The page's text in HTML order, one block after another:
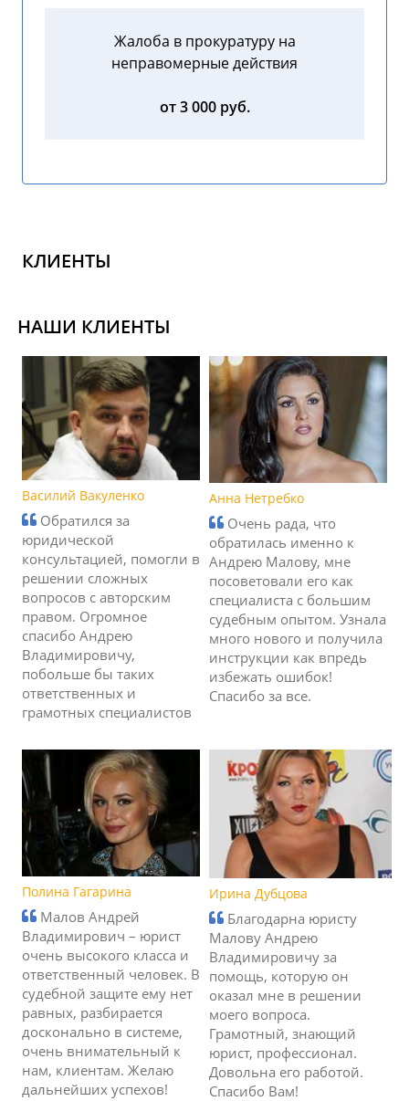
Жалоба в прокуратуру на
неправомерные действия
от 3 000 руб.
КЛИЕНТЫ
НАШИ КЛИЕНТЫ
Василий Вакуленко
Обратился за
юридической
консультацией, помогли в
решении сложных
вопросов с авторским
правом. Огромное
спасибо Андрею
Владимировичу,
побольше бы таких
ответственных и
грамотных специалистов
Анна Нетребко
Очень рада, что
обратилась именно к
Андрею Малову, мне
посоветовали его как
специалиста с большим
судебным опытом. Узнала
много нового и получила
инструкции как впредь
избежать ошибок!
Спасибо за все.
Полина Гагарина
Малов Андрей
Владимирович – юрист
очень высокого класса и
ответственный человек. В
судебной защите ему нет
равных, разбирается
досконально в системе,
очень внимательный к
нам, клиентам. Желаю
дальнейших успехов!
Ирина Дубцова
Благодарна юристу
Малову Андрею
Владимировичу за
помощь, которую он
оказал мне в решении
моего вопроса.
Грамотный, знающий
юрист, профессионал.
Довольна его работой.
Спасибо Вам!